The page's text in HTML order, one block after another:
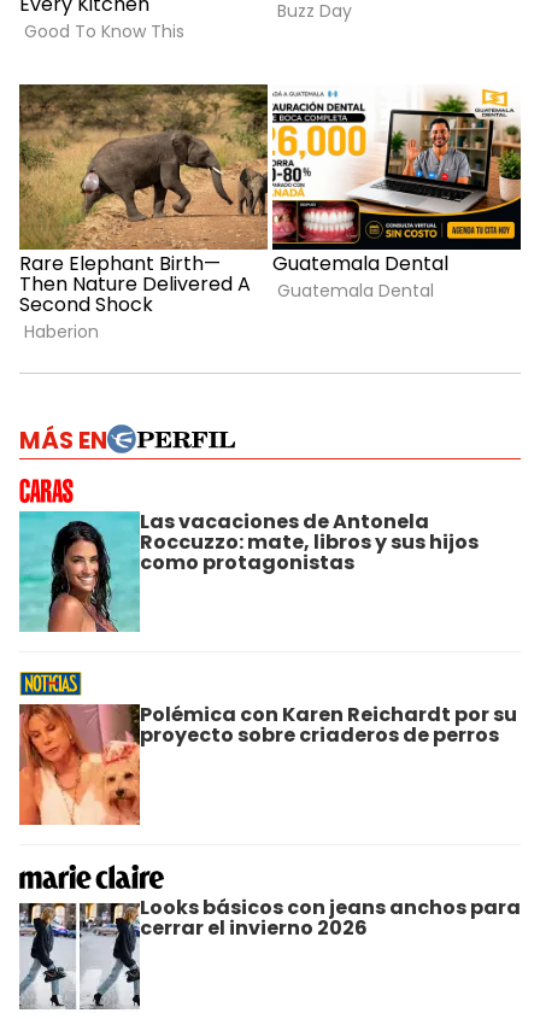
MÁS EN
Las vacaciones de Antonela
Roccuzzo: mate, libros y sus hijos
como protagonistas
Polémica con Karen Reichardt por su
proyecto sobre criaderos de perros
Looks básicos con jeans anchos para
cerrar el invierno 2026